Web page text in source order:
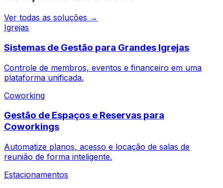
Ver todas as soluções →
Igrejas
Sistemas de Gestão para Grandes Igrejas
Controle de membros, eventos e financeiro em uma
plataforma unificada.
Coworking
Gestão de Espaços e Reservas para
Coworkings
Automatize planos, acesso e locação de salas de
reunião de forma inteligente.
Estacionamentos